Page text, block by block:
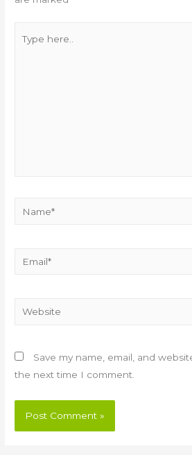
here..
Website
Save my name, email, and
the next time I comment.